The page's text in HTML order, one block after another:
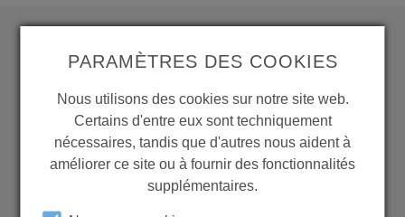
WANT TO SEE
MORE PRODUCTS?
PARAMÈTRES DES COOKIES
Nous utilisons des cookies sur notre site web.
Certains d'entre eux sont techniquement
nécessaires, tandis que d'autres nous aident à
améliorer ce site ou à fournir des fonctionnalités
supplémentaires.